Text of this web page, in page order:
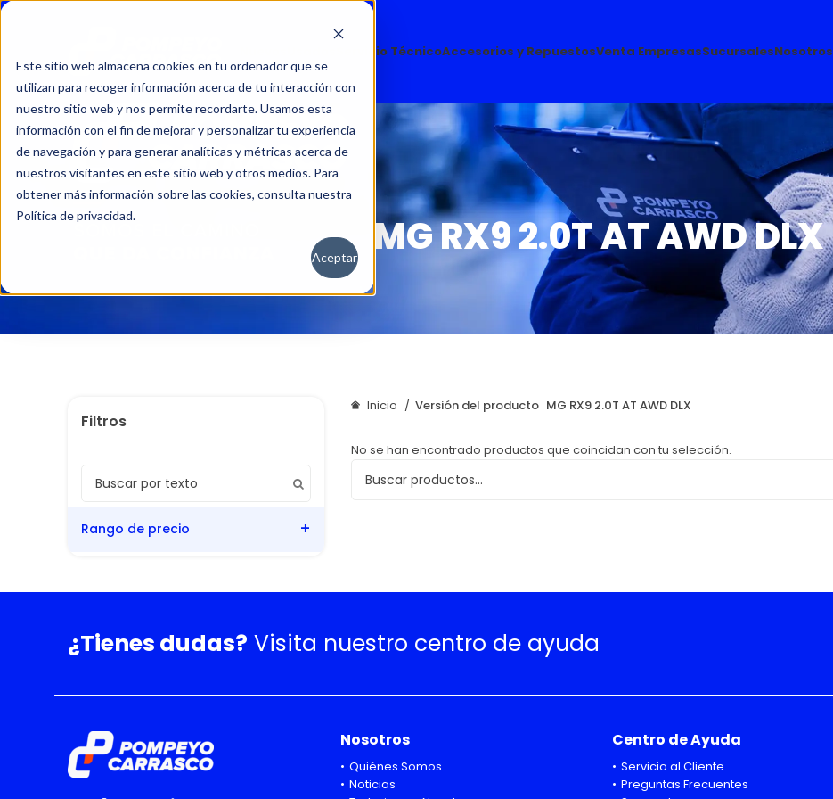
Este sitio web almacena cookies en tu ordenador que se
utilizan para recoger información acerca de tu interacción con
nuestro sitio web y nos permite recordarte. Usamos esta
información con el fin de mejorar y personalizar tu experiencia
de navegación y para generar analíticas y métricas acerca de
nuestros visitantes en este sitio web y otros medios. Para
obtener más información sobre las cookies, consulta nuestra
Política de privacidad.
Aceptar
Servicio TécnicoAccesorios y RepuestosVenta EmpresasSucursalesNosotros
MG RX9 2.0T AT AWD DLX
Rango de precio
Inicio Versión del producto MG RX9 2.0T AT AWD DLX
No se han encontrado productos que coincidan con tu selección.
¿Tienes dudas? Visita nuestro centro de ayuda
Nosotros
Quiénes Somos
Noticias
Centro de Ayuda
Servicio al Cliente
Preguntas Frecuentes